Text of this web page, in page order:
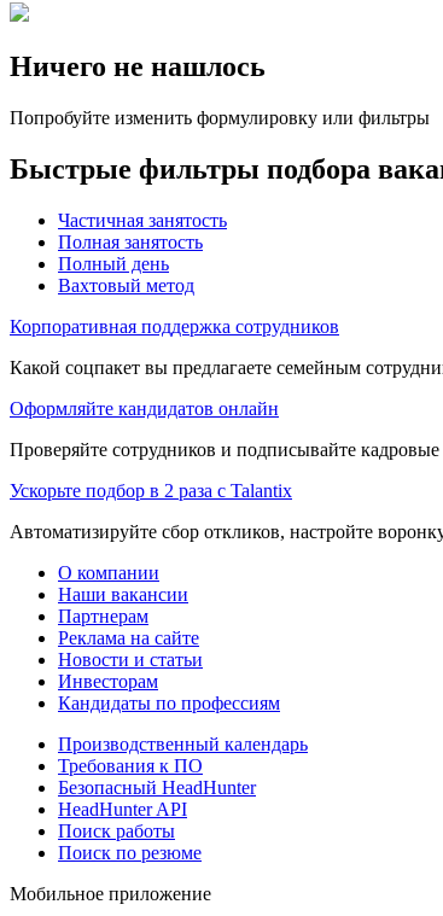
Ничего не нашлось
Попробуйте изменить формулировку или фильтры
Быстрые фильтры подбора
Частичная занятость
Полная занятость
Полный день
Вахтовый метод
Корпоративная поддержка сотрудников
Какой соцпакет вы предлагаете семейным
Оформляйте кандидатов онлайн
Проверяйте сотрудников и подписывайте
Ускорьте подбор в 2 раза с Talantix
Автоматизируйте сбор откликов, настройте
О компании
Наши вакансии
Партнерам
Реклама на сайте
Новости и статьи
Инвесторам
Кандидаты по профессиям
Производственный календарь
Требования к ПО
Безопасный HeadHunter
HeadHunter API
Поиск работы
Поиск по резюме
Мобильное приложение